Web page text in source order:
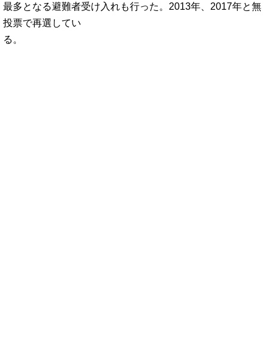
最多となる避難者受け入れも行った。2013年、2017年と無
投票で再選してい
る。